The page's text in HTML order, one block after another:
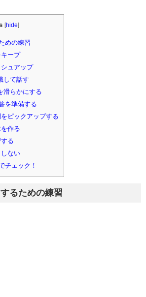
[hide]
めの練習
ープ
ュアップ
して話す
滑らかにする
を準備する
ピックアップする
作る
る
ない
チェック！
るための練習